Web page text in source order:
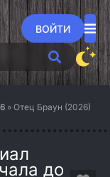
ВОЙТИ
» Отец Браун (2026)
до